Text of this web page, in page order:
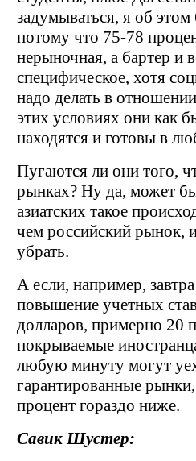
задумываться, я об этом
потому что 75-78
нерыночная, а бартер и
специфическое, хотя
надо делать в
этих условиях они как
находятся и готовы в
Пугаются ли они того,
рынках? Ну да, может
азиатских такое
чем российский рынок,
убрать.
А если, например,
повышение учетных
долларов, примерно 20
покрываемые
любую минуту могут
гарантированные
процент гораздо ниже.
Савик Шустер: